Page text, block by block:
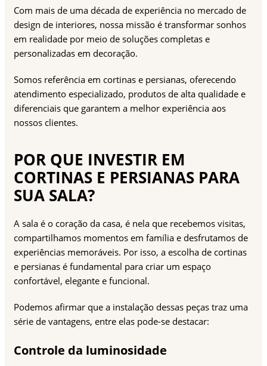
Com mais de uma década de experiência no mercado de
design de interiores, nossa missão é transformar sonhos
em realidade por meio de soluções completas e
personalizadas em decoração.
Somos referência em cortinas e persianas, oferecendo
atendimento especializado, produtos de alta qualidade e
diferenciais que garantem a melhor experiência aos
nossos clientes.
POR QUE INVESTIR EM
CORTINAS E PERSIANAS PARA
SUA SALA?
A sala é o coração da casa, é nela que recebemos visitas,
compartilhamos momentos em família e desfrutamos de
experiências memoráveis. Por isso, a escolha de cortinas
e persianas é fundamental para criar um espaço
confortável, elegante e funcional.
Podemos afirmar que a instalação dessas peças traz uma
série de vantagens, entre elas pode-se destacar:
Controle da luminosidade